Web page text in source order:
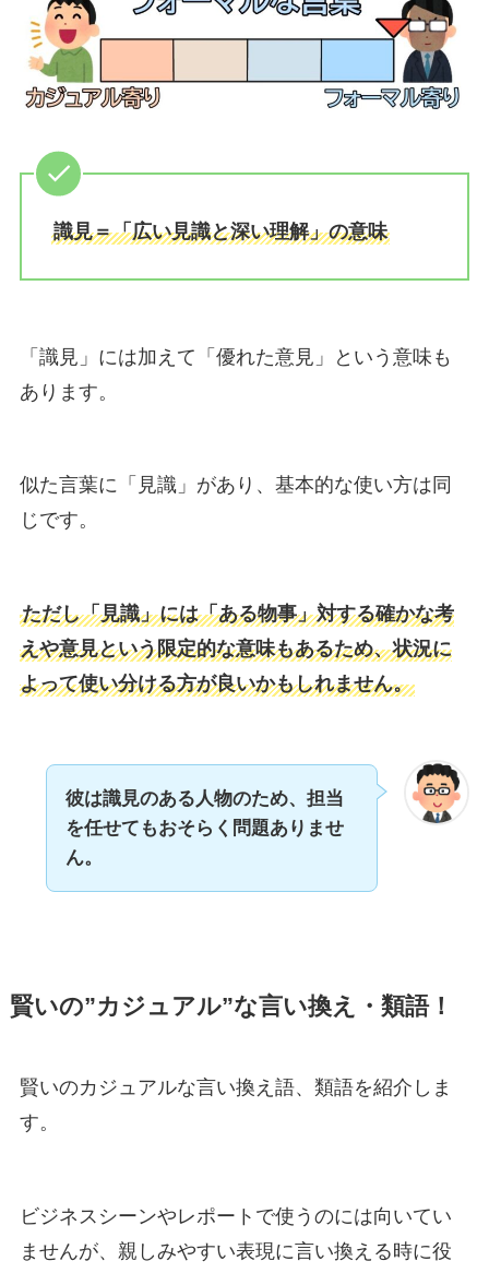
識見＝「広い見識と深い理解」の意味
「識見」には加えて「優れた意見」という意味も
あります。
似た言葉に「見識」があり、基本的な使い方は同
じです。
ただし「見識」には「ある物事」対する確かな考
えや意見という限定的な意味もあるため、状況に
よって使い分ける方が良いかもしれません。
彼は識見のある人物のため、担当
を任せてもおそらく問題ありませ
ん。
賢いの”カジュアル”な言い換え・類語！
賢いのカジュアルな言い換え語、類語を紹介しま
す。
ビジネスシーンやレポートで使うのには向いてい
ませんが、親しみやすい表現に言い換える時に役